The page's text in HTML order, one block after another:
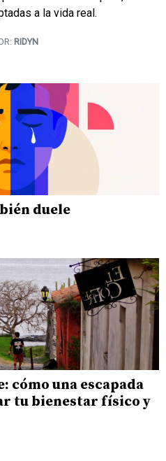
duele
cómo una escapada
tu bienestar físico y
a la vida real.
RIDYN